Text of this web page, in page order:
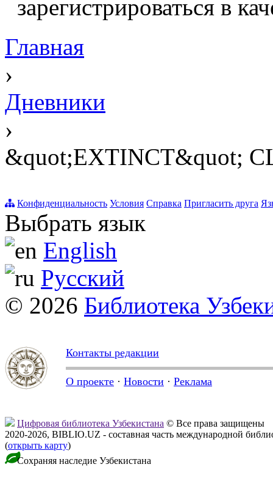
зарегистрироваться в
Главная
›
Дневники
›
&quot;EXTINCT&quot;
Конфиденциальность Условия Справка Пригласить друга
Выбрать язык
English
Русский
© 2026 Библиотека
Контакты редакции
О проекте · Новости · Реклама
Цифровая библиотека Узбекистана © Все права защищены
2020-2026, BIBLIO.UZ - составная часть международной
(открыть карту)
Сохраняя наследие Узбекистана